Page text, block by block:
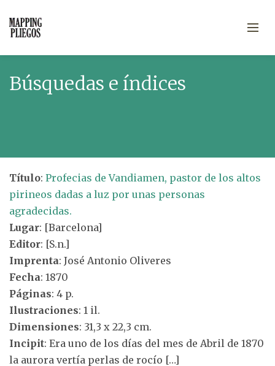
Búsquedas e índices
Título: Profecias de Vandiamen, pastor de los altos
pirineos dadas a luz por unas personas
agradecidas.
Lugar: [Barcelona]
Editor: [S.n.]
Imprenta: José Antonio Oliveres
Fecha: 1870
Páginas: 4 p.
Ilustraciones: 1 il.
Dimensiones: 31,3 x 22,3 cm.
Incipit: Era uno de los días del mes de Abril de 1870
la aurora vertía perlas de rocío […]